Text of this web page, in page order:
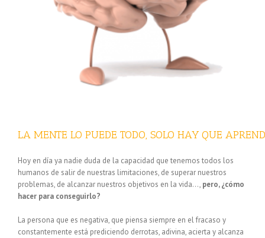
LA MENTE LO PUEDE TODO, SOLO HAY QUE
Hoy en día ya nadie duda de la capacidad que tenemos todos los
humanos de salir de nuestras limitaciones, de superar nuestros
problemas, de alcanzar nuestros objetivos en la vida…, pero, ¿cómo
hacer para conseguirlo?
La persona que es negativa, que piensa siempre en el fracaso y
constantemente está prediciendo derrotas, adivina, acierta y alcanza